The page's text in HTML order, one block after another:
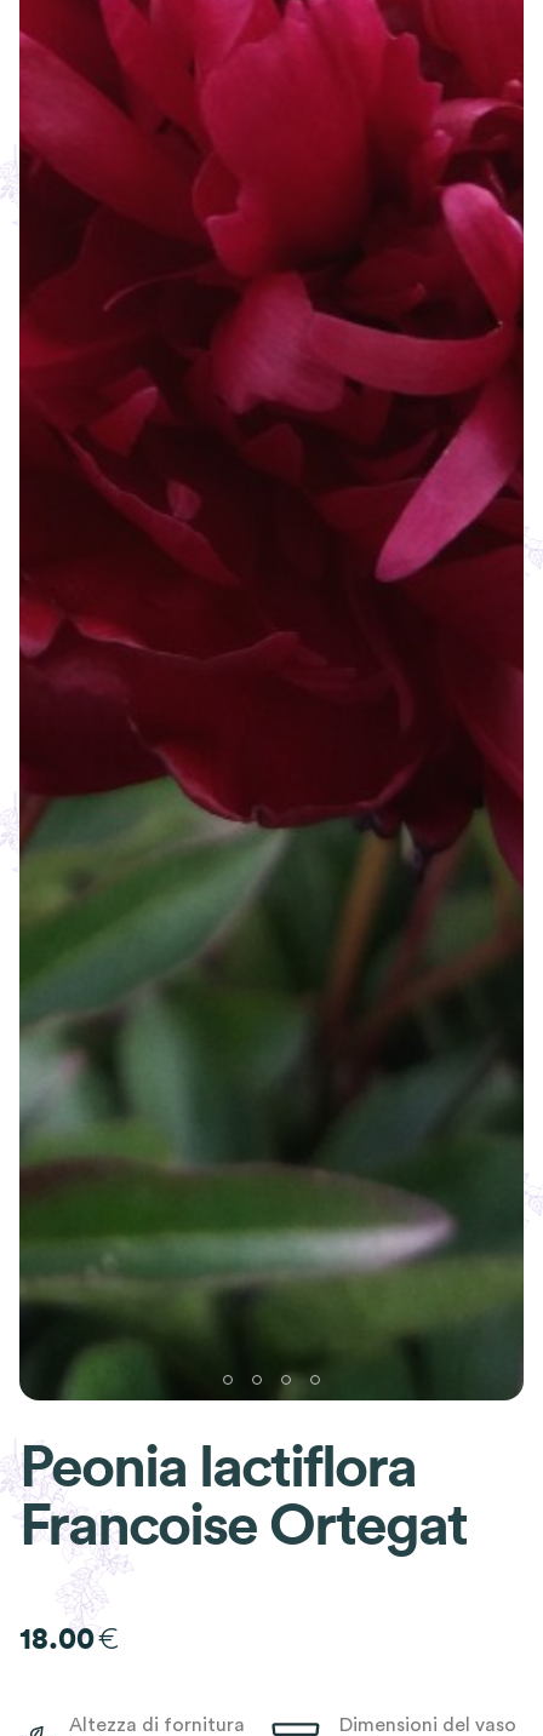
Peonia lactiflora
Francoise Ortegat
18.00€
Altezza di fornitura
Dimensioni del vaso